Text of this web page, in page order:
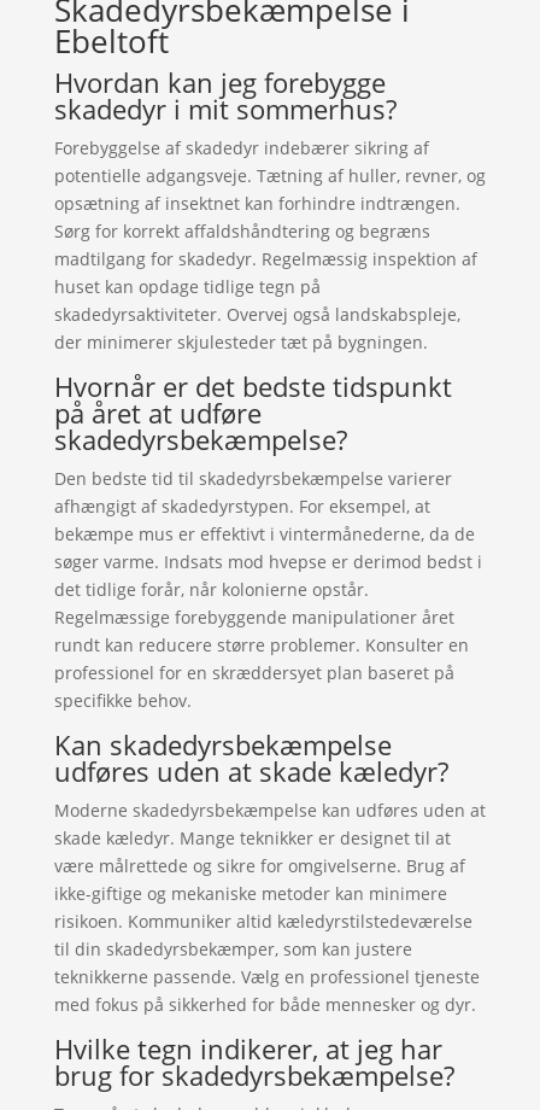
Skadedyrsbekæmpelse i
Ebeltoft
Hvordan kan jeg forebygge
skadedyr i mit sommerhus?
Forebyggelse af skadedyr indebærer sikring af
potentielle adgangsveje. Tætning af huller, revner, og
opsætning af insektnet kan forhindre indtrængen.
Sørg for korrekt affaldshåndtering og begræns
madtilgang for skadedyr. Regelmæssig inspektion af
huset kan opdage tidlige tegn på
skadedyrsaktiviteter. Overvej også landskabspleje,
der minimerer skjulesteder tæt på bygningen.
Hvornår er det bedste tidspunkt
på året at udføre
skadedyrsbekæmpelse?
Den bedste tid til skadedyrsbekæmpelse varierer
afhængigt af skadedyrstypen. For eksempel, at
bekæmpe mus er effektivt i vintermånederne, da de
søger varme. Indsats mod hvepse er derimod bedst i
det tidlige forår, når kolonierne opstår.
Regelmæssige forebyggende manipulationer året
rundt kan reducere større problemer. Konsulter en
professionel for en skræddersyet plan baseret på
specifikke behov.
Kan skadedyrsbekæmpelse
udføres uden at skade kæledyr?
Moderne skadedyrsbekæmpelse kan udføres uden at
skade kæledyr. Mange teknikker er designet til at
være målrettede og sikre for omgivelserne. Brug af
ikke-giftige og mekaniske metoder kan minimere
risikoen. Kommuniker altid kæledyrstilstedeværelse
til din skadedyrsbekæmper, som kan justere
teknikkerne passende. Vælg en professionel tjeneste
med fokus på sikkerhed for både mennesker og dyr.
Hvilke tegn indikerer, at jeg har
brug for skadedyrsbekæmpelse?